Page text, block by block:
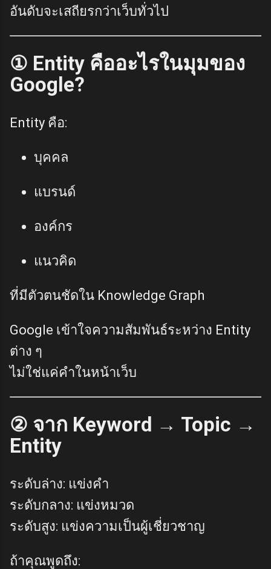
อันดับจะเสถียรกว่าเว็บทั่วไป
① Entity คืออะไรในมุมของ
Google?
Entity คือ:
บุคคล
แบรนด์
องค์กร
แนวคิด
ที่มีตัวตนชัดใน Knowledge Graph
Google เข้าใจความสัมพันธ์ระหว่าง Entity
ต่าง ๆ
ไม่ใช่แค่คำในหน้าเว็บ
② จาก Keyword → Topic →
Entity
ระดับล่าง: แข่งคำ
ระดับกลาง: แข่งหมวด
ระดับสูง: แข่งความเป็นผู้เชี่ยวชาญ
ถ้าคุณพูดถึง: